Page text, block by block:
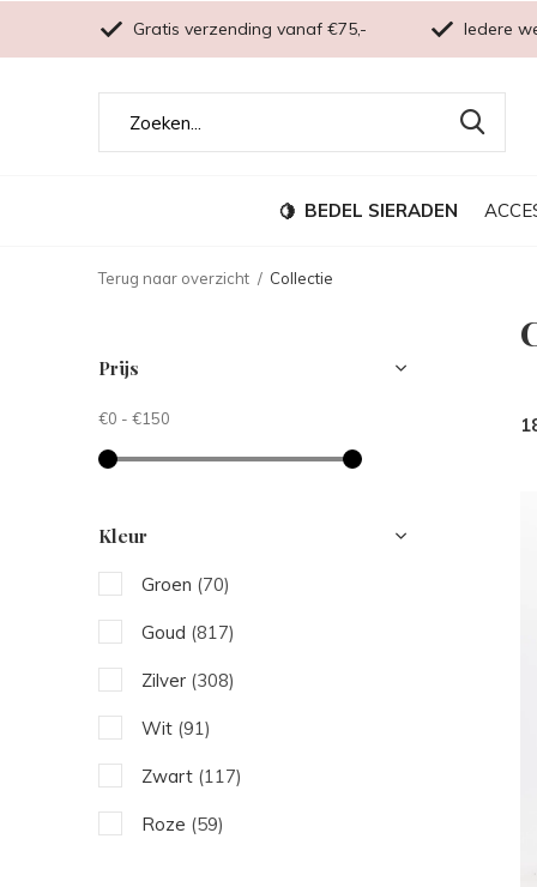
BEDEL SIERADEN
Gratis verzending vanaf €75,- Iedere
Terug naar overzicht Collectie
Prijs
€0 - €150
Kleur
Groen (70)
Goud (817)
Zilver (308)
Wit (91)
Zwart (117)
Roze (59)